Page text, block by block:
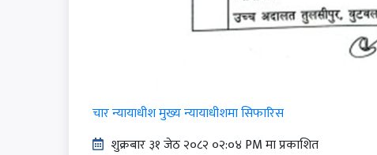
चार न्यायाधीश मुख्य न्यायाधीशमा सिफारिस
शुक्रबार​ ३१ जेठ २०८२ ०२:०४ PM मा प्रकाशित